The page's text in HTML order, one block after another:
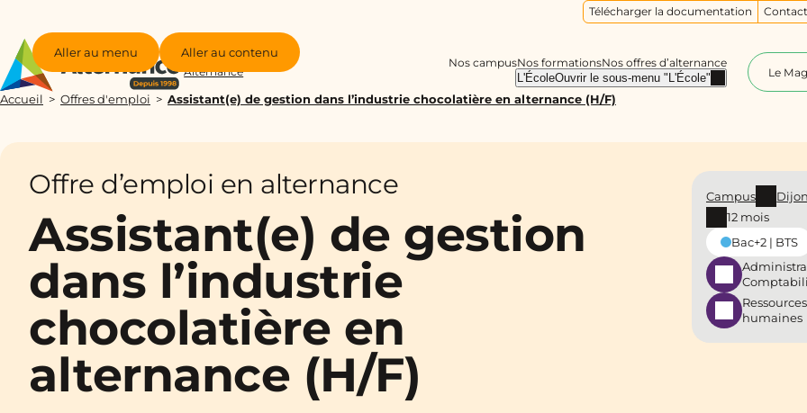
Aller au menu Aller au contenu
Groupe
Alternance
Nos campusNos formationsNos offres d’alternance
L'ÉcoleOuvrir le sous-menu "L'École" Le Mag
Télécharger la documentation
Accueil Offres d'emploi Assistant(e) de gestion dans l’industrie chocolatière en alternance (H/F)
Offre d’emploi en alternance
Assistant(e) de gestion
dans l’industrie
chocolatière en
alternance (H/F)
Campus
Dijon
12 mois
Bac+2 | BTS
Ressources
humaines